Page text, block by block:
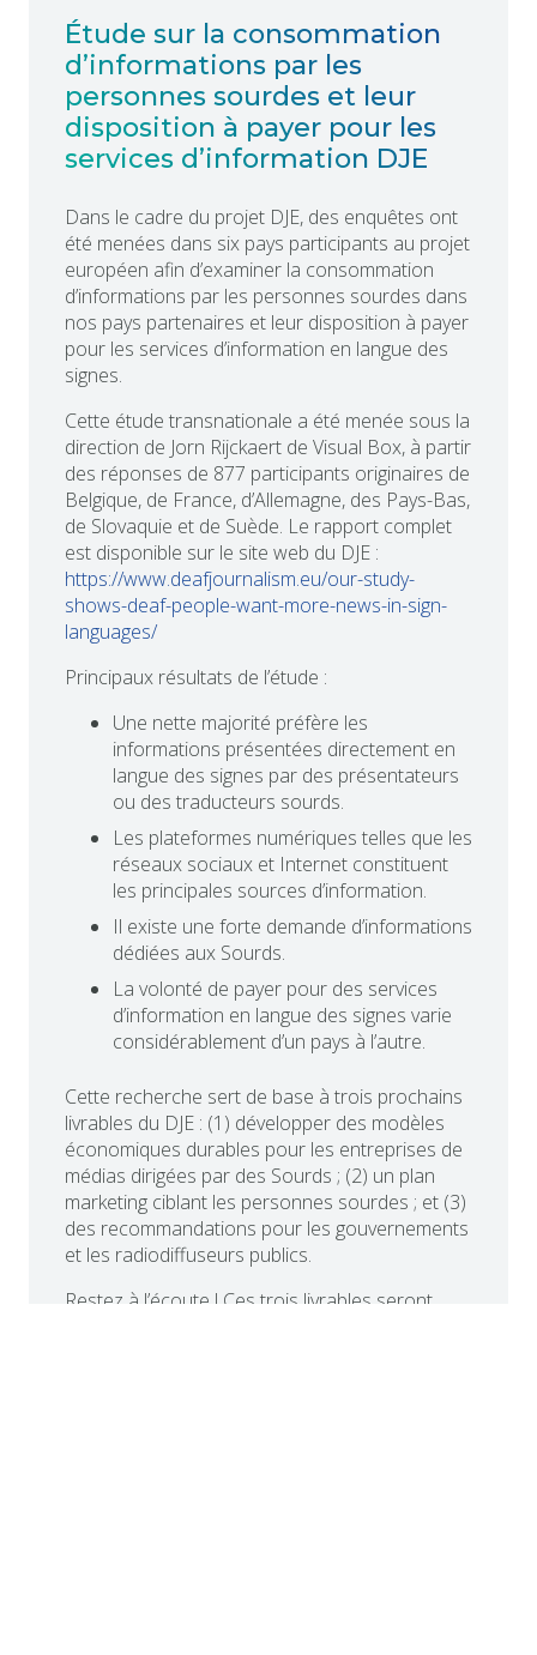
Étude sur la consommation
d’informations par les
personnes sourdes et leur
disposition à payer pour les
services d’information DJE
Dans le cadre du projet DJE, des enquêtes ont
été menées dans six pays participants au projet
européen afin d’examiner la consommation
d’informations par les personnes sourdes dans
nos pays partenaires et leur disposition à payer
pour les services d’information en langue des
signes.
Cette étude transnationale a été menée sous la
direction de Jorn Rijckaert de Visual Box, à partir
des réponses de 877 participants originaires de
Belgique, de France, d’Allemagne, des Pays-Bas,
de Slovaquie et de Suède. Le rapport complet
est disponible sur le site web du DJE :
https://www.deafjournalism.eu/our-study-
shows-deaf-people-want-more-news-in-sign-
languages/
Principaux résultats de l’étude :
Une nette majorité préfère les
informations présentées directement en
langue des signes par des présentateurs
ou des traducteurs sourds.
Les plateformes numériques telles que les
réseaux sociaux et Internet constituent
les principales sources d’information.
Il existe une forte demande d’informations
dédiées aux Sourds.
La volonté de payer pour des services
d’information en langue des signes varie
considérablement d’un pays à l’autre.
Cette recherche sert de base à trois prochains
livrables du DJE : (1) développer des modèles
économiques durables pour les entreprises de
médias dirigées par des Sourds ; (2) un plan
marketing ciblant les personnes sourdes ; et (3)
des recommandations pour les gouvernements
et les radiodiffuseurs publics.
Restez à l’écoute ! Ces trois livrables seront